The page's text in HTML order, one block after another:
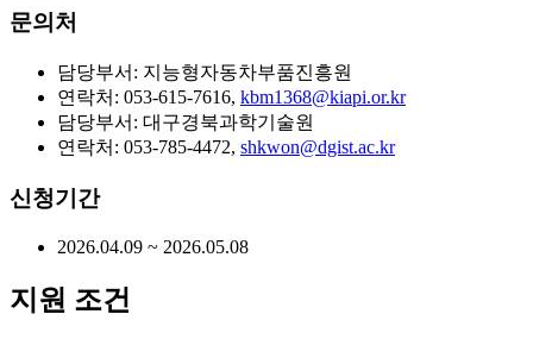
문의처
담당부서: 지능형자동차부품진흥원
연락처: 053-615-7616, kbm1368@kiapi.or.kr
담당부서: 대구경북과학기술원
연락처: 053-785-4472, shkwon@dgist.ac.kr
신청기간
2026.04.09 ~ 2026.05.08
지원 조건